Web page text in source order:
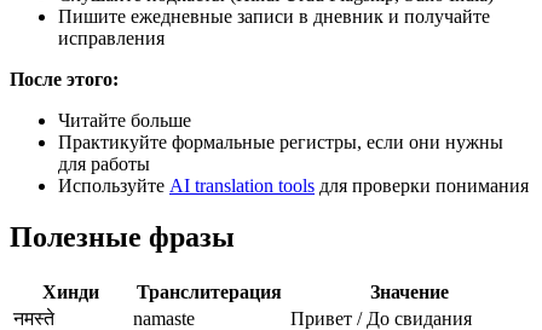
Пишите ежедневные записи в дневник и получайте
исправления
После этого:
Читайте больше
Практикуйте формальные регистры, если они нужны
для работы
Используйте AI translation tools для проверки понимания
Полезные фразы
Хинди Транслитерация
Значение
नमस्ते
namaste
Привет / До свидания